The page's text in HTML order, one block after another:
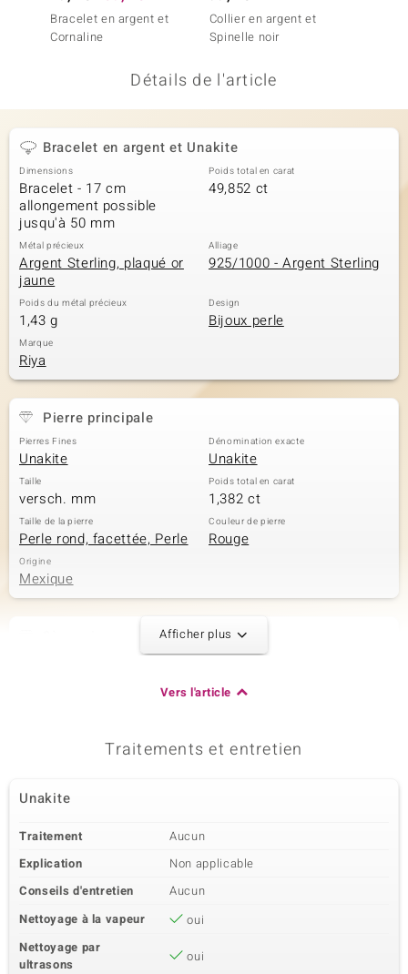
Bracelet en argent et
Cornaline
Collier en argent et
Spinelle noir
Détails de l'article
Bracelet en argent et Unakite
Dimensions
Bracelet - 17 cm
allongement possible
jusqu'à 50 mm
Poids total en carat
49,852 ct
Métal précieux
Argent Sterling, plaqué or
jaune
Alliage
925/1000 - Argent Sterling
Poids du métal précieux
1,43 g
Design
Bijoux perle
Marque
Riya
Pierre principale
Pierres Fines
Unakite
Dénomination exacte
Unakite
Taille
versch. mm
Poids total en carat
1,382 ct
Taille de la pierre
Perle rond, facettée, Perle
Couleur de pierre
Rouge
Origine
Mexique
Taille de la pierre
Dénomination exacte
Jaspe sanguin versch. mm
18,667 ct
Origine
Afficher plus
Vers l'article
Traitements et entretien
Unakite
Traitement
Aucun
Explication
Non applicable
Conseils d'entretien
Aucun
Nettoyage à la vapeur
oui
Nettoyage par
ultrasons
oui